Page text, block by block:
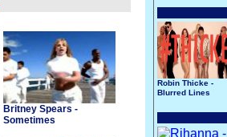
Britney Spears -
Sometimes
Robin Thicke -
Blurred Lines